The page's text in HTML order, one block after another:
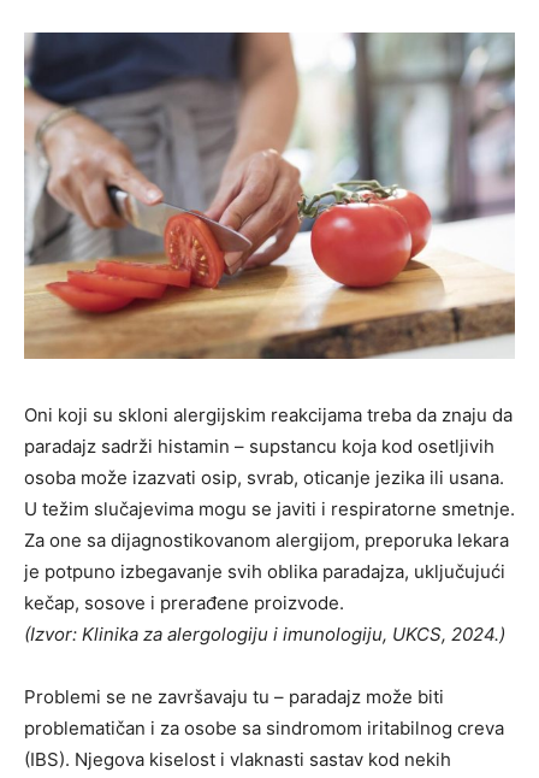
Oni koji su skloni alergijskim reakcijama treba da znaju da
paradajz sadrži histamin – supstancu koja kod osetljivih
osoba može izazvati osip, svrab, oticanje jezika ili usana.
U težim slučajevima mogu se javiti i respiratorne smetnje.
Za one sa dijagnostikovanom alergijom, preporuka lekara
je potpuno izbegavanje svih oblika paradajza, uključujući
kečap, sosove i prerađene proizvode.
(Izvor: Klinika za alergologiju i imunologiju, UKCS, 2024.)
Problemi se ne završavaju tu – paradajz može biti
problematičan i za osobe sa sindromom iritabilnog creva
(IBS). Njegova kiselost i vlaknasti sastav kod nekih